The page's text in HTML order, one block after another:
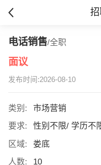
电话销售/全职
面议
发布时间:2026-08-10
类别:
市场营销
要求:
性别不限/ 学历不
区域:
娄底
人数:
10